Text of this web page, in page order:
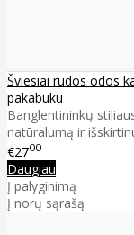
Šviesiai rudos odos
pakabuku
Banglentininkų
natūralumą ir
€2700
Daugiau
Į palyginimą
Į norų sąrašą